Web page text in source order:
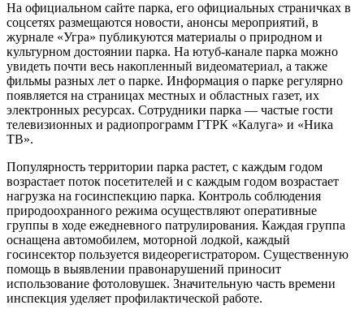
На официальном сайте парка, его официальных страничках в
соцсетях размещаются новости, анонсы мероприятий, в
журнале «Угра» публикуются материалы о природном и
культурном достоянии парка. На ютуб-канале парка можно
увидеть почти весь накопленный видеоматериал, а также
фильмы разных лет о парке. Информация о парке регулярно
появляется на страницах местных и областных газет, их
электронных ресурсах. Сотрудники парка — частые гости
телевизионных и радиопрограмм ГТРК «Калуга» и «Ника
ТВ».
Популярность территории парка растет, с каждым годом
возрастает поток посетителей и с каждым годом возрастает
нагрузка на госинспекцию парка. Контроль соблюдения
природоохранного режима осуществляют оперативные
группы в ходе ежедневного патрулирования. Каждая группа
оснащена автомобилем, моторной лодкой, каждый
госинсектор пользуется видеорегистратором. Существенную
помощь в выявлении правонарушений приносит
использование фотоловушек. Значительную часть времени
инспекция уделяет профилактической работе.